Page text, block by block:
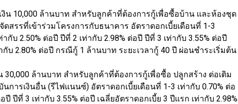
งิน 10,000 ล้านบาท สำหรับลูกค้าที่ต้องการกู้เพื่อซื้อบ้าน และห้องชุด
สรรที่เข้าร่วมโครงการกับธนาคาร อัตราดอกเบี้ยเดือนที่ 1-3
กับ 2.50% ต่อปี ปีที่ 2 เท่ากับ 2.98% ต่อปี ปีที่ 3 เท่ากับ 3.55% ต่อปี
กับ 2.80% ต่อปี กรณีกู้ 1 ล้านบาท ระยะเวลากู้ 40 ปี ผ่อนชำระเริ่มต้น
30,000 ล้านบาท สำหรับลูกค้าที่ต้องการกู้เพื่อซื้อ ปลูกสร้าง ต่อเติม
ารเงินอื่น (รีไฟแนนซ์) อัตราดอกเบี้ยเดือนที่ 1-3 เท่ากับ 0.70% ต่อ
ปี ปีที่ 3 เท่ากับ 3.55% ต่อปี เฉลี่ยอัตราดอกเบี้ย 3 ปีแรก เท่ากับ 2.98%